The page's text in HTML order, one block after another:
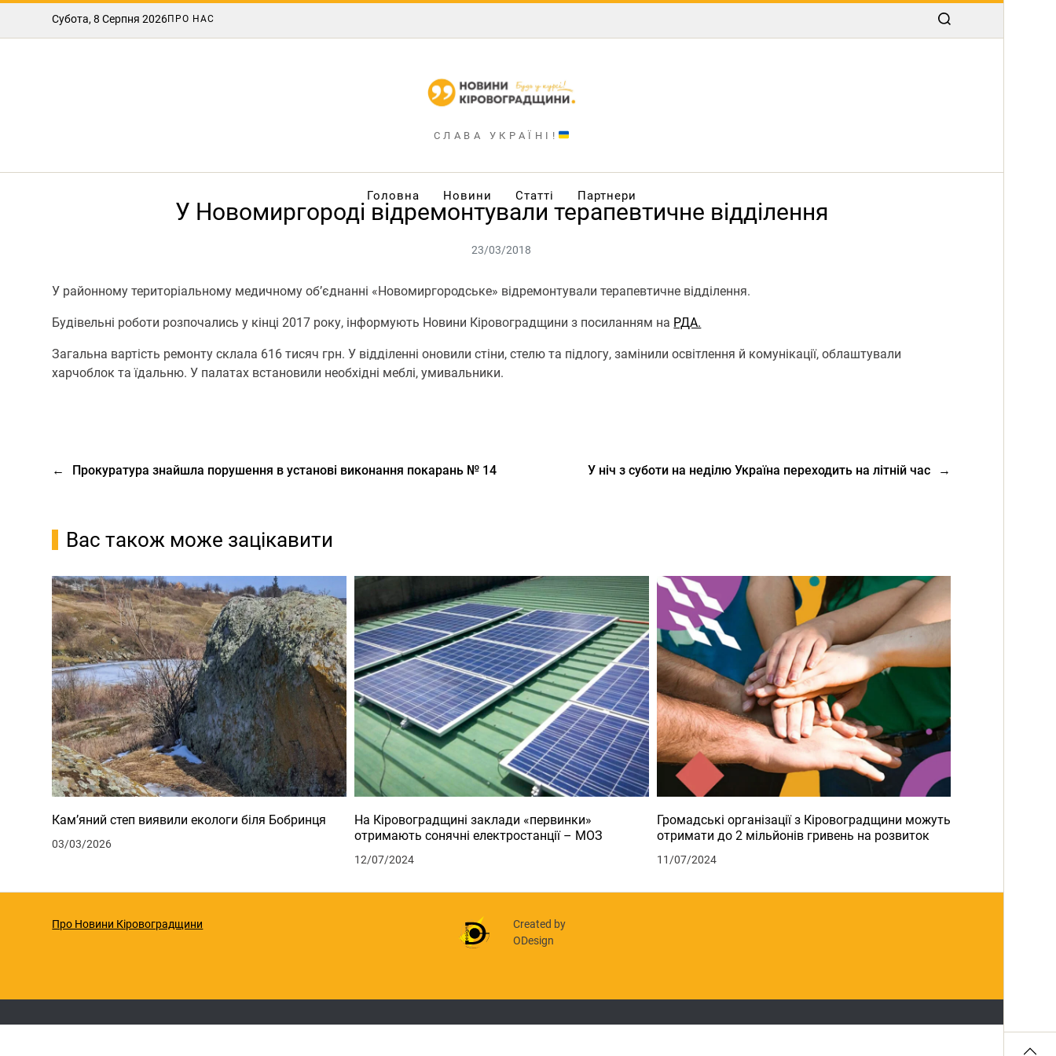
Субота, 8 Серпня 2026ПРО НАС
СЛАВА УКРАЇНІ!
Головна Новини Статті Партнери
У Новомиргороді відремонтували терапевтичне відділення
23/03/2018
У районному територіальному медичному об’єднанні «Новомиргородське» відремонтували терапевтичне відділення.
Будівельні роботи розпочались у кінці 2017 року, інформують Новини Кіровоградщини з посиланням на РДА.
Загальна вартість ремонту склала 616 тисяч грн. У відділенні оновили стіни, стелю та підлогу, замінили освітлення й комунікації, облаштували
харчоблок та їдальню. У палатах встановили необхідні меблі, умивальники.
← Прокуратура знайшла порушення в установі виконання покарань № 14 →
У ніч з суботи на неділю Україна переходить на літній час
Вас також може зацікавити
Кам’яний степ виявили екологи біля Бобринця
03/03/2026
На Кіровоградщині заклади «первинки»
отримають сонячні електростанції – МОЗ
12/07/2024
Громадські організації з Кіровоградщини можуть
отримати до 2 мільйонів гривень на розвиток
11/07/2024
Про Новини Кіровоградщини
Created by
ODesign